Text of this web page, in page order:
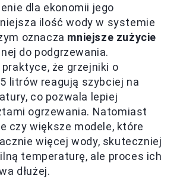
dla ekonomii jego
ilość wody w systemie
oznacza mniejsze zużycie
do podgrzewania.
praktyce, że grzejniki o
litrów reagują szybciej na
co pozwala lepiej
ogrzewania. Natomiast
czy większe modele, które
więcej wody, skuteczniej
temperaturę, ale proces ich
dłużej.